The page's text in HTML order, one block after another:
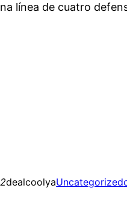
línea de cuatro
dealcoolyaUncategorized